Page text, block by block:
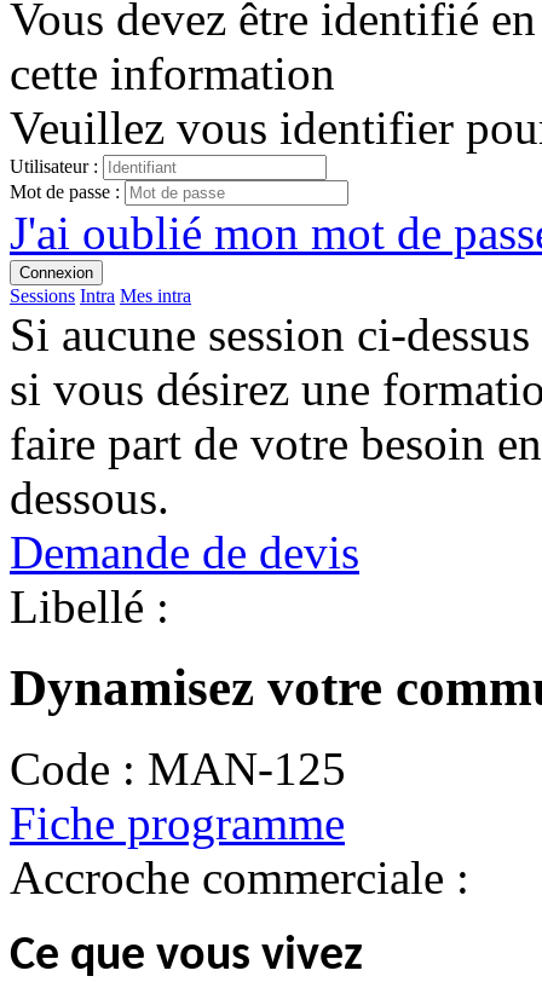
Vous devez être identifié
cette information
Veuillez vous identifier
Utilisateur :
Mot de passe :
J'ai oublié mon mot de
Connexion
Sessions Intra Mes intra
Si aucune session ci-
si vous désirez une
faire part de votre besoin
dessous.
Demande de devis
Libellé :
Dynamisez votre
Code : MAN-125
Fiche programme
Accroche commerciale :
Ce que vous vivez